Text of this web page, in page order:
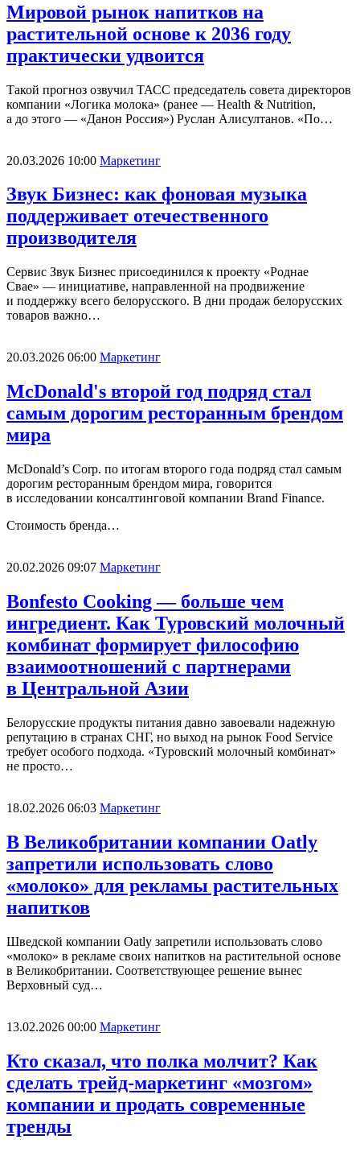
Мировой рынок напитков на
растительной основе к 2036 году
практически удвоится
Такой прогноз озвучил ТАСС председатель совета директоров
компании «Логика молока» (ранее — Health & Nutrition,
а до этого — «Данон Россия») Руслан Алисултанов. «По…
20.03.2026 10:00 Маркетинг
Звук Бизнес: как фоновая музыка
поддерживает отечественного
производителя
Сервис Звук Бизнес присоединился к проекту «Роднае
Свае» — инициативе, направленной на продвижение
и поддержку всего белорусского. В дни продаж белорусских
товаров важно…
20.03.2026 06:00 Маркетинг
McDonald's второй год подряд стал
самым дорогим ресторанным брендом
мира
McDonald’s Corp. по итогам второго года подряд стал самым
дорогим ресторанным брендом мира, говорится
в исследовании консалтинговой компании Brand Finance.
Стоимость бренда…
20.02.2026 09:07 Маркетинг
Bonfesto Cooking — больше чем
ингредиент. Как Туровский молочный
комбинат формирует философию
взаимоотношений с партнерами
в Центральной Азии
Белорусские продукты питания давно завоевали надежную
репутацию в странах СНГ, но выход на рынок Food Service
требует особого подхода. «Туровский молочный комбинат»
не просто…
18.02.2026 06:03 Маркетинг
В Великобритании компании Oatly
запретили использовать слово
«молоко» для рекламы растительных
напитков
Шведской компании Oatly запретили использовать слово
«молоко» в рекламе своих напитков на растительной основе
в Великобритании. Соответствующее решение вынес
Верховный суд…
13.02.2026 00:00 Маркетинг
Кто сказал, что полка молчит? Как
сделать трейд-маркетинг «мозгом»
компании и продать современные
тренды